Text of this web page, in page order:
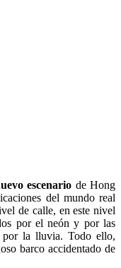
escenario de Hong
del mundo real
de calle, en este nivel
por el neón y por las
por la lluvia. Todo ello,
barco accidentado de